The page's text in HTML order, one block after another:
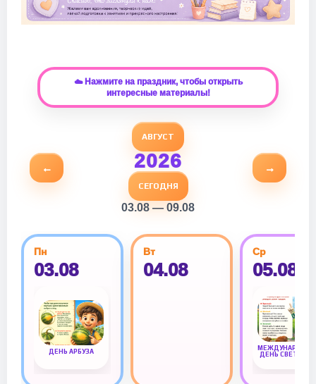
☁️ Нажмите на праздник, чтобы открыть
интересные материалы!
←
АВГУСТ
2026
СЕГОДНЯ
03.08 — 09.08
→
Пн
03.08
ДЕНЬ АРБУЗА
Вт
04.08
Ср
05.08
ДЕНЬ